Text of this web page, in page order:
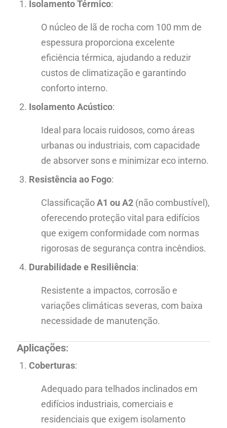
Isolamento Térmico:
O núcleo de lã de rocha com 100 mm de
espessura proporciona excelente
eficiência térmica, ajudando a reduzir
custos de climatização e garantindo
conforto interno.
Isolamento Acústico:
Ideal para locais ruidosos, como áreas
urbanas ou industriais, com capacidade
de absorver sons e minimizar eco interno.
Resistência ao Fogo:
ClassificaçãoA1 ou A2 (não combustível),
oferecendo proteção vital para edifícios
que exigem conformidade com normas
rigorosas de segurança contra incêndios.
Durabilidade e Resiliência:
Resistente a impactos, corrosão e
variações climáticas severas, com baixa
necessidade de manutenção.
Aplicações:
Coberturas:
Adequado para telhados inclinados em
edifícios industriais, comerciais e
residenciais que exigem isolamento